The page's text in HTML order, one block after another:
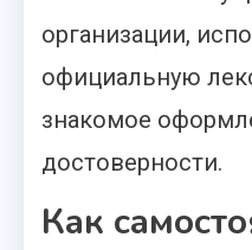
организации,
официальную
знакомое
достоверности.
Как